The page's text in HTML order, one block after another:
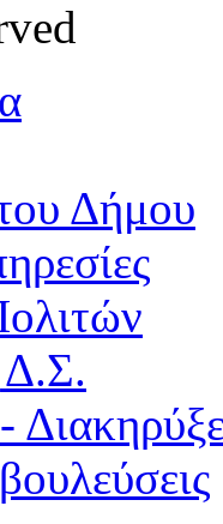
Δήμου
Δ.Σ.